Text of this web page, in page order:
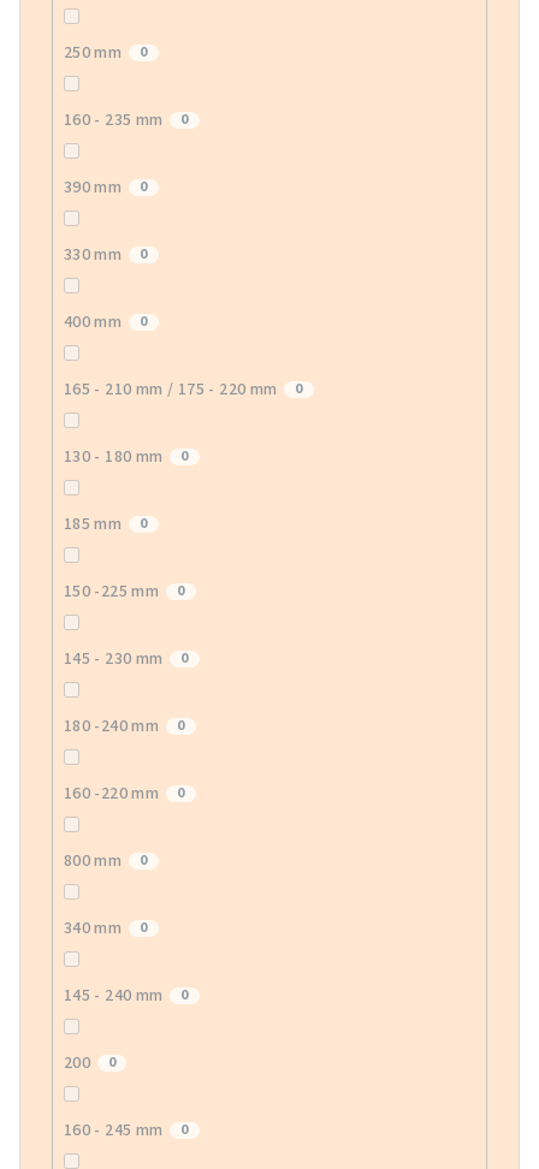
250 mm 0
160 - 235 mm 0
390 mm 0
330 mm 0
400 mm 0
165 - 210 mm / 175 - 220 mm 0
130 - 180 mm 0
185 mm 0
150 -225 mm 0
145 - 230 mm 0
180 -240 mm 0
160 -220 mm 0
800 mm 0
340 mm 0
145 - 240 mm 0
200 0
160 - 245 mm 0